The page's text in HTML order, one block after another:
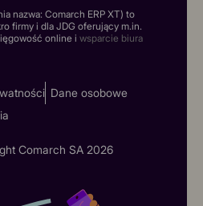
nazwa: Comarch ERP XT) to
firmy i dla JDG oferujący m.in.
online i wsparcie biura
Dane osobowe
Comarch SA 2026